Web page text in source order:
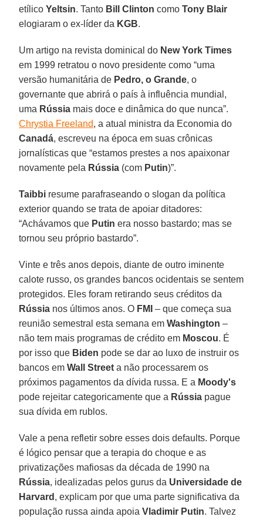
etílicoYeltsin. Tanto Bill Clinton comoTony Blair
elogiaram o ex-líder da KGB.
Um artigo na revista dominical do New York Times
em 1999 retratou o novo presidente como “uma
versão humanitária de Pedro, o Grande, o
governante que abrirá o país à influência mundial,
uma Rússia mais doce e dinâmica do que nunca”.
Chrystia Freeland, a atual ministra da Economia do
Canadá, escreveu na época em suas crônicas
jornalísticas que “estamos prestes a nos apaixonar
novamente pela Rússia (com Putin)”.
Taibbi resume parafraseando o slogan da política
exterior quando se trata de apoiar ditadores:
“Achávamos que Putin era nosso bastardo; mas se
tornou seu próprio bastardo”.
Vinte e três anos depois, diante de outro iminente
calote russo, os grandes bancos ocidentais se sentem
protegidos. Eles foram retirando seus créditos da
Rússia nos últimos anos. O FMI – que começa sua
reunião semestral esta semana emWashington –
não tem mais programas de crédito em Moscou. É
por isso que Biden pode se dar ao luxo de instruir os
bancos emWall Street a não processarem os
próximos pagamentos da dívida russa. E a Moody's
pode rejeitar categoricamente que a Rússia pague
sua dívida em rublos.
Vale a pena refletir sobre esses dois defaults. Porque
é lógico pensar que a terapia do choque e as
privatizações mafiosas da década de 1990 na
Rússia, idealizadas pelos gurus da Universidade de
Harvard , explicam por que uma parte significativa da
população russa ainda apoiaVladimir Putin. Talvez